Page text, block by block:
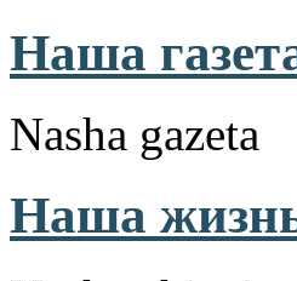
Наша
Nasha gazeta
Наша